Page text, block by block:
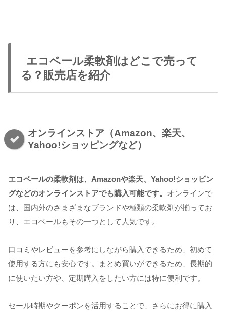
エコベール柔軟剤はどこで売って
る？販売店を紹介
オンラインストア（Amazon、楽天、
Yahoo!ショッピングなど）
エコベールの柔軟剤は、Amazonや楽天、Yahoo!ショッピン
グなどのオンラインストアでも購入可能です。 オンラインで
は、国内外のさまざまなブランドや種類の柔軟剤が揃ってお
り、エコベールもその一つとして人気です。
口コミやレビューを参考にしながら購入できるため、初めて
使用する方にも安心です。まとめ買いができるため、長期的
に使いたい方や、定期購入をしたい方には特に便利です。
セール時期やクーポンを活用することで、さらにお得に購入